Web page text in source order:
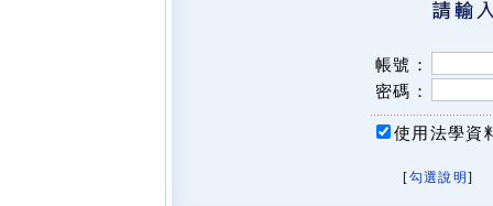
帳號：
密碼：
使用法學資
[勾選說明 ]